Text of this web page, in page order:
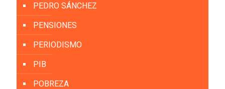
PEDRO SÁNCHEZ
PENSIONES
PERIODISMO
PIB
POBREZA